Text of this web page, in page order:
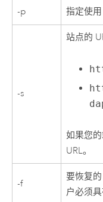
-p 指定使
-s
站点的
如果您
URL。
-f
要恢复的
户必须